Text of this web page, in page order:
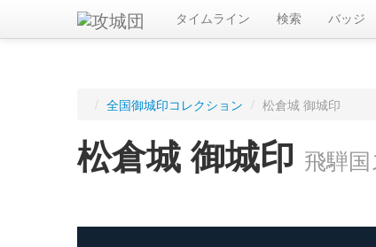
タイムライン 検索 バッジ
/ 全国御城印コレクション / 松倉城 御城印
松倉城 御城印 飛騨